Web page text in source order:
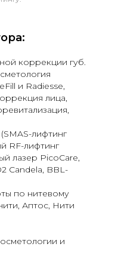
коррекции губ.
и Radiesse,
лица,
лифтинг
RF-лифтинг
лазер PicoCare,
Candela, BBL-
по нитевому
Аптос, Нити
и